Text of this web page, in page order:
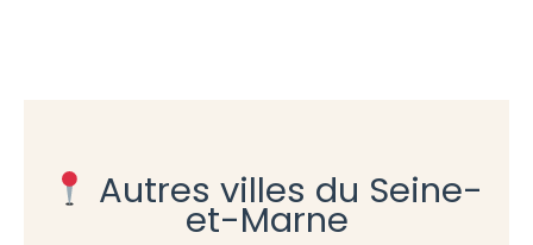
Autres villes du Seine-
et-Marne